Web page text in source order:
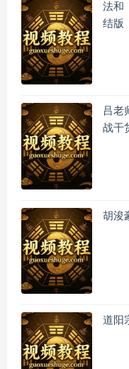
法和
结版
吕老
战干
胡浚
道阳